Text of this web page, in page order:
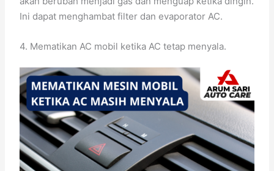
Ini dapat menghambat filter dan evaporator AC.
4. Mematikan AC mobil ketika AC tetap menyala.